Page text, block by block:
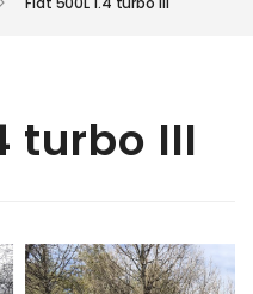
turbo III